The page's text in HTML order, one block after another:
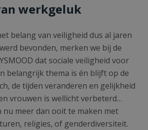
werkgeluk
belang van veiligheid dus al jaren
bevonden, merken we bij de
dat sociale veiligheid voor
belangrijk thema is én blijft op de
de tijden veranderen en gelijkheid
vrouwen is wellicht verbeterd…
nu meer dan ooit te maken met
religies, of genderdiversiteit.